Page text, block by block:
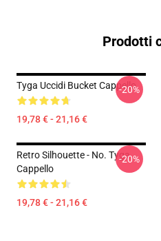
Prodotti
Tyga Uccidi Bucket Cappello
19,78 € - 21,16 €
-20%
Retro Silhouette - No. Tyga
Cappello
19,78 € - 21,16 €
-20%